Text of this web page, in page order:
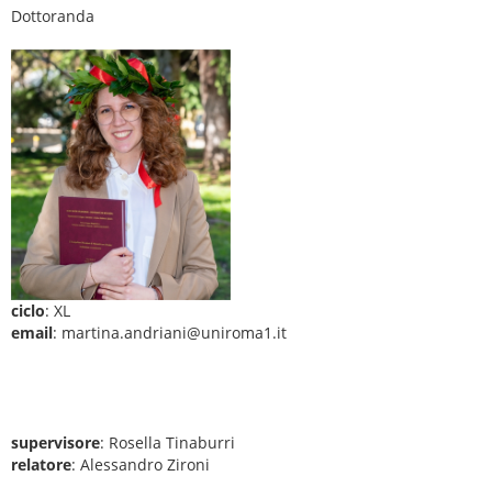
Dottoranda
ciclo: XL
email: martina.andriani@uniroma1.it
supervisore: Rosella Tinaburri
relatore: Alessandro Zironi